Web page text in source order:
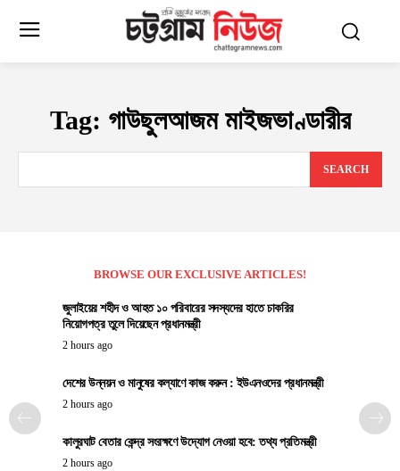
Tag: গাউছুলআজম মাইজভাণ্ডারীর
SEARCH
BROWSE OUR EXCLUSIVE ARTICLES!
জুলাইয়ের শহীদ ও আহত ১০ পরিবারের সদস্যদের হাতে চাকরির
নিয়োগপত্র তুলে দিয়েছেন প্রধানমন্ত্রী
2 hours ago
দেশের উন্নয়ন ও মানুষের কল্যাণে কাজ করুন : ইউএনওদের প্রধানমন্ত্রী
2 hours ago
কালুরঘাট বেতার কেন্দ্র সংরক্ষণে উদ্যোগ নেওয়া হবে: তথ্য প্রতিমন্ত্রী
2 hours ago